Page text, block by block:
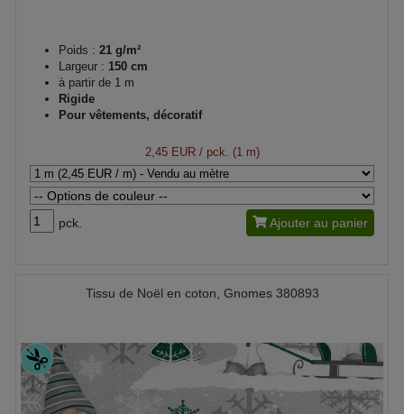
Poids : 21 g/m²
Largeur : 150 cm
à partir de 1 m
Rigide
Pour vêtements, décoratif
2,45 EUR/ pck. (1 m)
pck. Ajouter au panier
Tissu de Noël en coton, Gnomes 380893